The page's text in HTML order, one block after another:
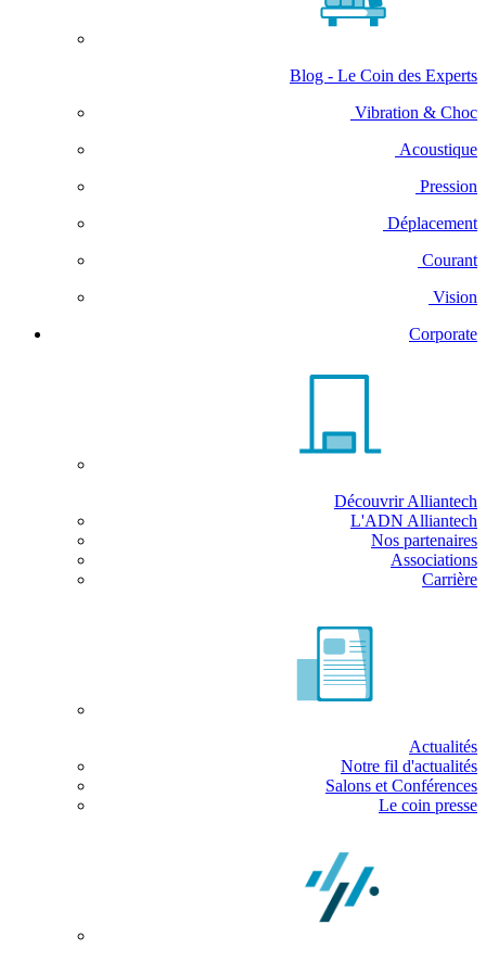
Blog - Le Coin des Experts
Vibration & Choc
Acoustique
Pression
Déplacement
Courant
Vision
Corporate
Découvrir Alliantech
L'ADN Alliantech
Nos partenaires
Associations
Carrière
Actualités
Notre fil d'actualités
Salons et Conférences
Le coin presse